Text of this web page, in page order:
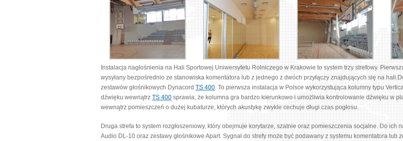
Instalacja nagłośnienia na Hali Sportowej Uniwersytetu Rolniczego w Krakowie to system trzy strefowy.
wysyłany bezpośrednio ze stanowiska komentatora lub z jednego z dwóch przyłączy znajdujących się na
zestawów głośnikowych Dynacord TS 400. To pierwsza instalacja w Polsce wykorzystująca kolumny typu
dźwięku wewnątrz TS 400 sprawia, że kolumna gra bardzo kierunkowo i umożliwia kontrolowanie dźwięku w
wewnątrz pomieszczeń o dużej kubaturze, których akustykę zwykle cechuje długi czas pogłosu.
Druga strefa to system rozgłoszeniowy, który obejmuje korytarze, szatnie oraz pomieszczenia socjalne. Do ich
Audio DL-10 oraz zestawy głośnikowe Apart. Sygnał do strefy może być podawany z systemu komentatora